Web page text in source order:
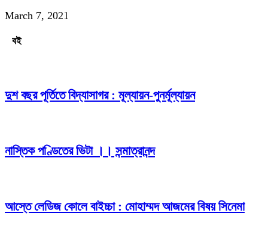
March 7, 2021
বই
দুশ বছর পূর্তিতে বিদ্যাসাগর : মূল্যায়ন-পুনর্মূল্যায়ন
নাস্তিক পণ্ডিতের ভিটা ।। সন্মাত্রানন্দ
আস্তে লেডিজ কোলে বাইচ্চা : মোহাম্মদ আজমের বিষয় সিনেমা